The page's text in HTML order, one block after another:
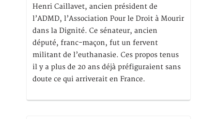
Henri Caillavet, ancien président de
l’ADMD, l’Association Pour le Droit à Mourir
dans la Dignité. Ce sénateur, ancien
député, franc-maçon, fut un fervent
militant de l’euthanasie. Ces propos tenus
il y a plus de 20 ans déjà préfiguraient sans
doute ce qui arriverait en France.